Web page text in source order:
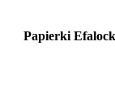
Papierki